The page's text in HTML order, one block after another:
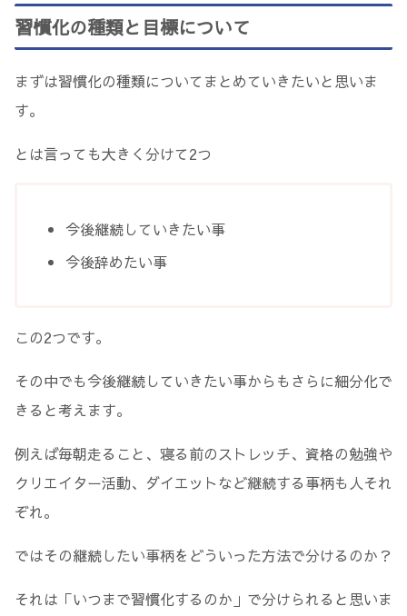
習慣化の種類と目標について
まずは習慣化の種類についてまとめていきたいと思いま
す。
とは言っても大きく分けて2つ
今後継続していきたい事
今後辞めたい事
この2つです。
その中でも今後継続していきたい事からもさらに細分化で
きると考えます。
例えば毎朝走ること、寝る前のストレッチ、資格の勉強や
クリエイター活動、ダイエットなど継続する事柄も人それ
ぞれ。
ではその継続したい事柄をどういった方法で分けるのか？
それは「いつまで習慣化するのか」で分けられると思いま